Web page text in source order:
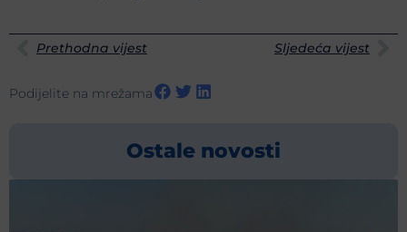
Prethodna vijest Sljedeća vijest
Podijelite na mrežama
Ostale novosti